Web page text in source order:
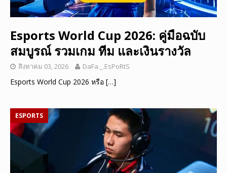
Esports World Cup 2026: คู่มือฉบับ
สมบูรณ์ รวมเกม ทีม และเงินรางวัล
สิงหาคม 03, 2026 DaFa._.EsPoRtS
Esports World Cup 2026 หรือ […]
ESPORTS